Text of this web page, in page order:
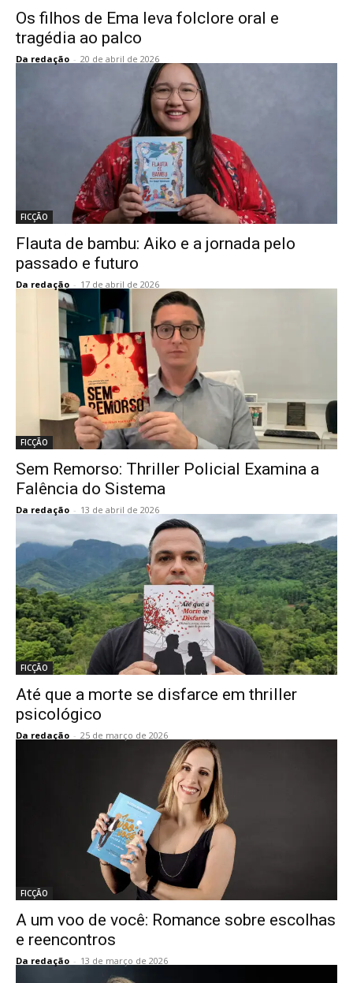
Os filhos de Ema leva folclore oral e
tragédia ao palco
Da redação - 20 de abril de 2026
FICÇÃO
Flauta de bambu: Aiko e a jornada pelo
passado e futuro
Da redação - 17 de abril de 2026
FICÇÃO
Sem Remorso: Thriller Policial Examina a
Falência do Sistema
Da redação - 13 de abril de 2026
FICÇÃO
Até que a morte se disfarce em thriller
psicológico
Da redação - 25 de março de 2026
FICÇÃO
A um voo de você: Romance sobre escolhas
e reencontros
Da redação - 13 de março de 2026